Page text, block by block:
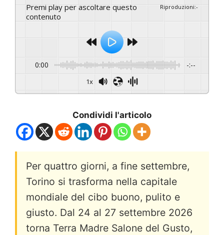
Premi play per ascoltare questo
contenuto
Riproduzioni:-
0:00 -:--
1x
Condividi l'articolo
Per quattro giorni, a fine settembre,
Torino si trasforma nella capitale
mondiale del cibo buono, pulito e
giusto. Dal 24 al 27 settembre 2026
torna Terra Madre Salone del Gusto,